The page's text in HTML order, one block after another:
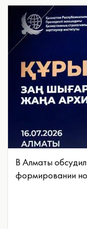
В Алматы
формировании